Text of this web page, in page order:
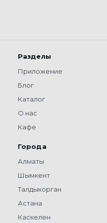
Разделы
Приложение
Блог
Каталог
О нас
Кафе
Города
Алматы
Шымкент
Талдыкорган
Астана
Каскелен